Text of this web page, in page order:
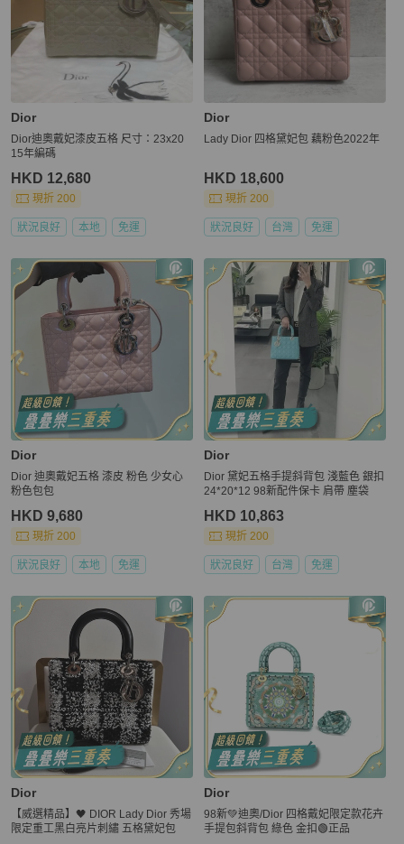
Dior
Dior迪奧戴妃漆皮五格 尺寸：23x20
15年編碼
HKD 12,680
現折 200
狀況良好 本地 免運
Dior
Lady Dior 四格黛妃包 藕粉色2022年
HKD 18,600
現折 200
狀況良好 台灣 免運
Dior
Dior 迪奧戴妃五格 漆皮 粉色 少女心
粉色包包
HKD 9,680
現折 200
狀況良好 本地 免運
Dior
Dior 黛妃五格手提斜背包 淺藍色 銀扣
24*20*12 98新配件保卡 肩帶 塵袋
HKD 10,863
現折 200
狀況良好 台灣 免運
Dior
【威選精品】🖤 DIOR Lady Dior 秀場
限定重工黑白亮片刺繡 五格黛妃包
Dior
98新💚迪奧/Dior 四格戴妃限定款花卉
手提包斜背包 綠色 金扣🟢正品